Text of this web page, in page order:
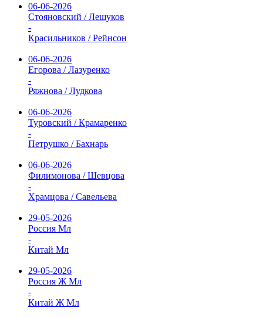
06-06-2026
Стояновский / Лешуков
-
Красильников / Рейнсон
06-06-2026
Егорова / Лазуренко
-
Ряжнова / Лудкова
06-06-2026
Туровский / Крамаренко
-
Петрушко / Бахнарь
06-06-2026
Филимонова / Шевцова
-
Храмцова / Савельева
29-05-2026
Россия Мл
-
Китай Мл
29-05-2026
Россия Ж Мл
-
Китай Ж Мл